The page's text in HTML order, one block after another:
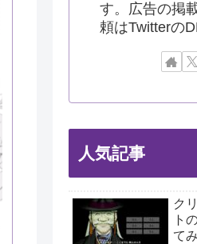
す。広告の掲
頼はTwitterの
人気記事
ク
ト
て